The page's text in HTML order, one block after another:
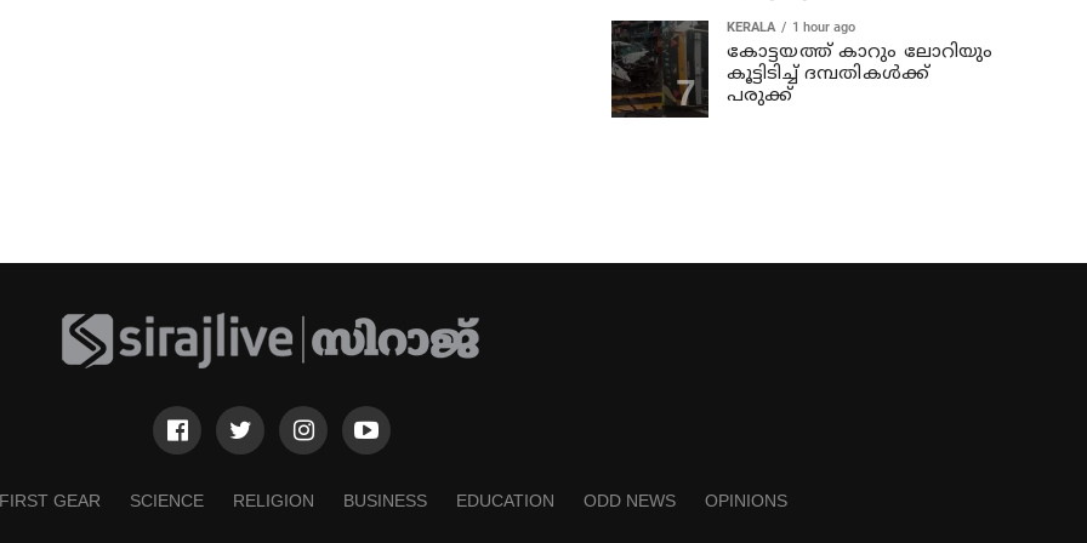
KERALA 1 hour ago
കോട്ടയത്ത് കാറും ലോറിയും
കൂട്ടിടിച്ച് ദമ്പതികള്‍ക്ക്
പരുക്ക്
FIRST GEAR SCIENCE RELIGION BUSINESS EDUCATION ODD NEWS OPINIONS